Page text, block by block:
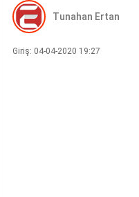
Tunahan Ertan
Giriş: 04-04-2020 19:27